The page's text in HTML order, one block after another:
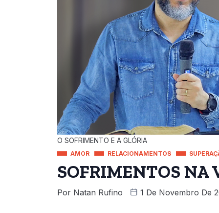
O SOFRIMENTO E A GLÓRIA
AMOR RELACIONAMENTOS
SOFRIMENTOS NA
Por Natan Rufino 1 De Novembro De